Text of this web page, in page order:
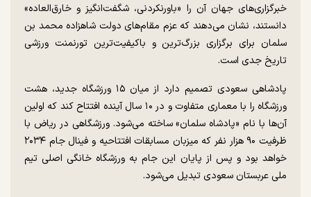
خبرگزاری‌های جهان آن را «باورنکردنی، شگفت‌انگیز و خارق‌العاده»
دانستند، نشان می‌دهند که عزم مقام‌های دولت شاهزاده محمد بن
سلمان برای برگزاری بزرگ‌ترین و باکیفیت‌ترین تورنمنت ورزشی
تاریخ جدی است.
پادشاهی سعودی تصمیم دارد از میان ۱۵ ورزشگاه جدید، هشت
ورزشگاه را با معماری متفاوت و در ۱۰ سال آینده افتتاح کند که اولین‌
آن‌ها با نام «پادشاه سلمان» ساخته می‌شود. ورزشگاهی در ریاض با
ظرفیت ۹۰ هزار نفر که میزبان مسابقات افتتاحیه و فینال جام ۲۰۳۴
خواهد بود و پس از پایان این جام به ورزشگاه خانگی اصلی تیم
ملی عربستان سعودی تبدیل می‌شود.